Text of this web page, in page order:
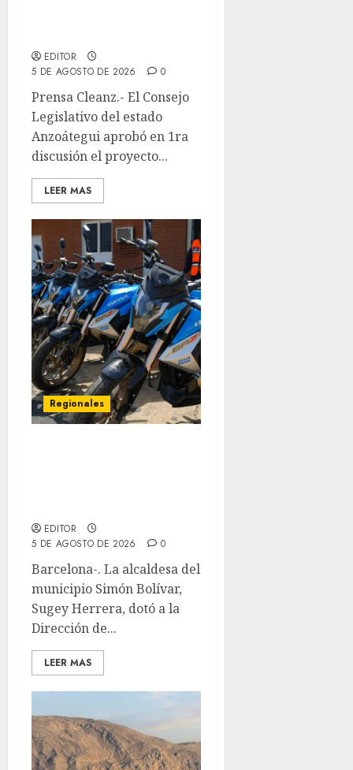
EDITOR
5 DE AGOSTO DE 2026
0
Prensa Cleanz.- El Consejo
Legislativo del estado
Anzoátegui aprobó en 1ra
discusión el proyecto...
LEER MAS
Regionales
EDITOR
5 DE AGOSTO DE 2026
0
Barcelona-. La alcaldesa del
municipio Simón Bolívar,
Sugey Herrera, dotó a la
Dirección de...
LEER MAS